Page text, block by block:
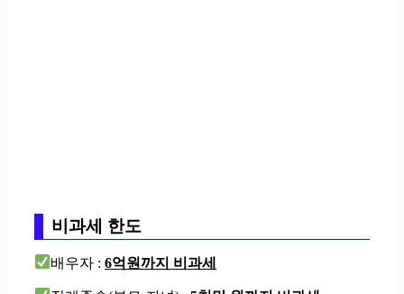
비과세 한도
배우자 :6억원까지 비과세